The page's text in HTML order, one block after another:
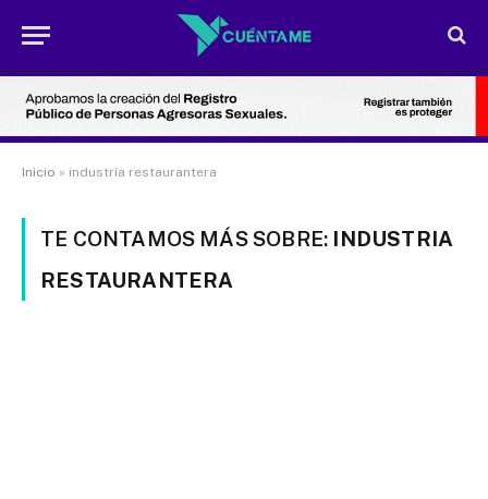
Inicio » industria restaurantera
TE CONTAMOS MÁS SOBRE: INDUSTRIA
RESTAURANTERA